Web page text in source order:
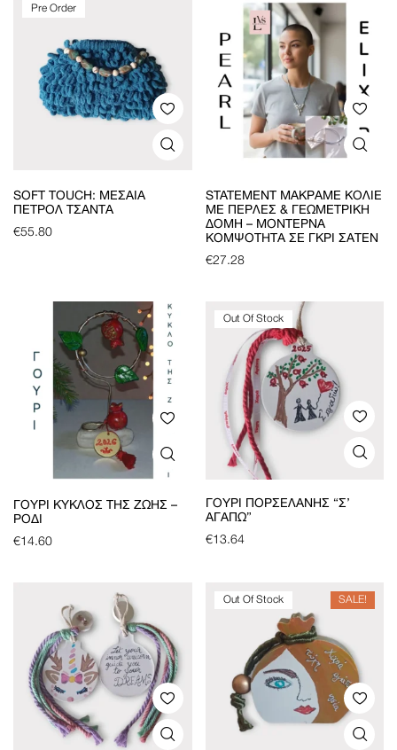
Pre Order
SOFT TOUCH: ΜΕΣΑΊΑ
ΠΕΤΡΟΛ ΤΣΆΝΤΑ
€55.80
STATEMENT ΜΑΚΡΑΜΈ ΚΟΛΙΈ
ΜΕ ΠΈΡΛΕΣ & ΓΕΩΜΕΤΡΙΚΉ
ΔΟΜΉ – ΜΟΝΤΈΡΝΑ
ΚΟΜΨΌΤΗΤΑ ΣΕ ΓΚΡΙ ΣΑΤΈΝ
€27.28
ΓΟΎΡΙ ΚΎΚΛΟΣ ΤΗΣ ΖΩΉΣ –
ΡΌΔΙ
€14.60
Out Of Stock
ΓΟΎΡΙ ΠΟΡΣΕΛΆΝΗΣ “Σ’
ΑΓΑΠΏ”
€13.64
SALE!
Out Of Stock